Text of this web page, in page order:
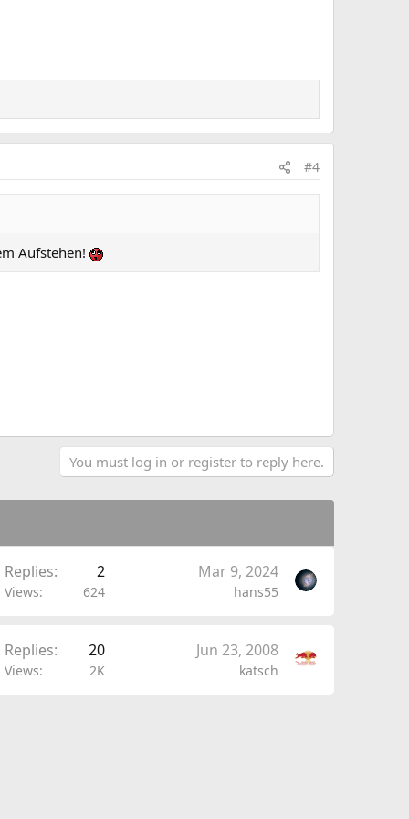
#4
Aufstehen!
You must log in or register to reply here.
Replies 2
Views 624
Mar 9, 2024
hans55
Replies 20
Views 2K
Jun 23, 2008
katsch